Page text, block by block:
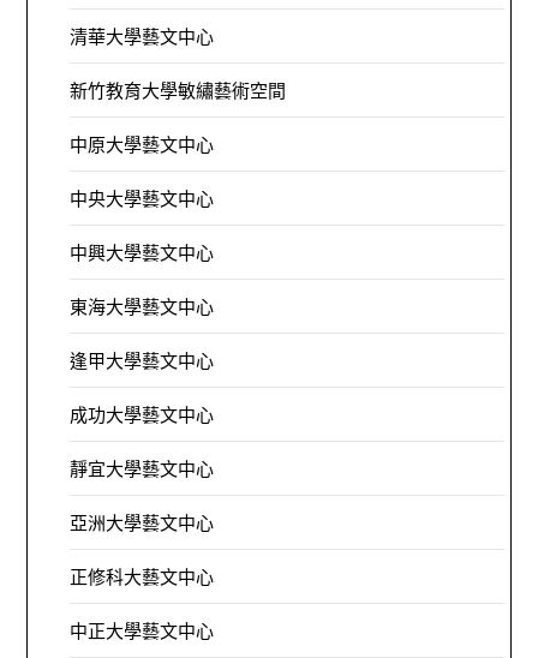
清華大學藝文中心
新竹教育大學敏繡藝術空間
中原大學藝文中心
中央大學藝文中心
中興大學藝文中心
東海大學藝文中心
逢甲大學藝文中心
成功大學藝文中心
靜宜大學藝文中心
亞洲大學藝文中心
正修科大藝文中心
中正大學藝文中心